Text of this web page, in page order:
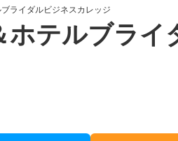
ライダルビジネスカレッジ
ホテルブライ